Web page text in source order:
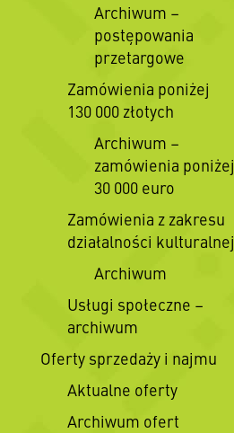
Archiwum –
postępowania
przetargowe
Zamówienia poniżej
130 000 złotych
Archiwum –
zamówienia poniżej
30 000 euro
Zamówienia z zakresu
działalności kulturalnej
Archiwum
Usługi społeczne –
archiwum
Oferty sprzedaży i najmu
Aktualne oferty
Archiwum ofert